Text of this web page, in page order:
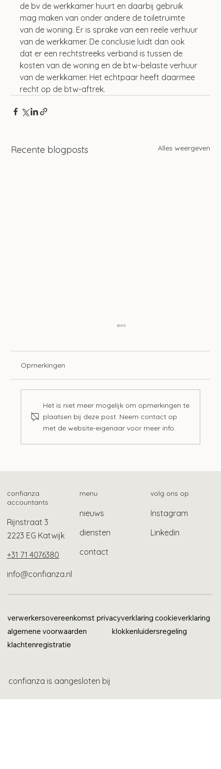
de bv de werkkamer huurt en daarbij gebruik
mag maken van onder andere de toiletruimte
van de woning. Er is sprake van een reële verhuur
van de werkkamer. De conclusie luidt dan ook
dat er een rechtstreeks verband is tussen de
kosten van de woning en de btw-belaste verhuur
van de werkkamer. Het echtpaar heeft daarmee
recht op de btw-aftrek.
Recente blogposts Alles weergeven
Opmerkingen
Het is niet meer mogelijk om opmerkingen te
plaatsen bij deze post. Neem contact op
met de website-eigenaar voor meer info.
confianza
accountants
Rijnstraat 3
2223 EG Katwijk
+31 71 4076380
info@confianza.nl
menu
nieuws
diensten
contact
volg ons op
Instagram
Linkedin
verwerkersovereenkomst privacyverklaring cookieverklaring
algemene voorwaarden
klokkenluidersregeling
klachtenregistratie
confianza is aangesloten bij